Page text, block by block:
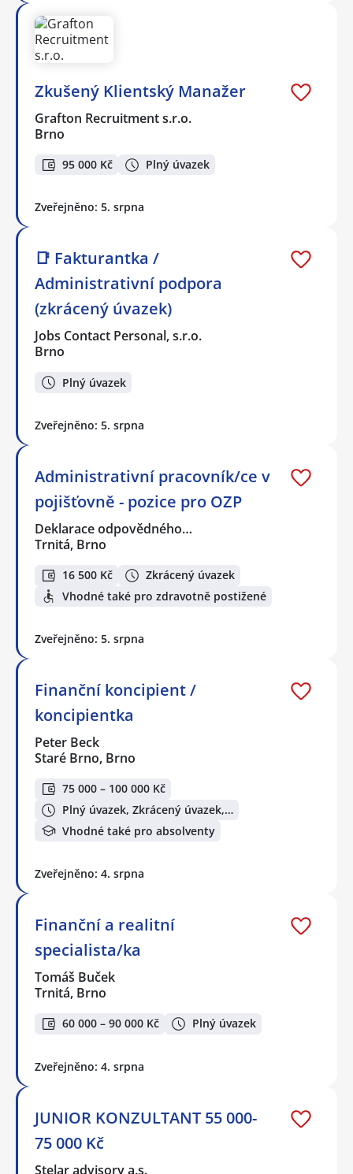
Zkušený Klientský Manažer
Grafton Recruitment s.r.o.
Brno
95 000 Kč Plný úvazek
Zveřejněno: 5. srpna
📑 Fakturantka /
Administrativní podpora
(zkrácený úvazek)
Jobs Contact Personal, s.r.o.
Brno
Plný úvazek
Zveřejněno: 5. srpna
Administrativní pracovník/ce v
pojišťovně - pozice pro OZP
Deklarace odpovědného…
Trnitá, Brno
16 500 Kč
Zkrácený úvazek
Vhodné také pro zdravotně postižené
Zveřejněno: 5. srpna
Finanční koncipient /
koncipientka
Peter Beck
Staré Brno, Brno
75 000 – 100 000 Kč
Plný úvazek, Zkrácený úvazek,…
Vhodné také pro absolventy
Zveřejněno: 4. srpna
Finanční a realitní
specialista/ka
Tomáš Buček
Trnitá, Brno
60 000 – 90 000 Kč Plný úvazek
Zveřejněno: 4. srpna
JUNIOR KONZULTANT 55 000-
75 000 Kč
Stelar advisory a.s.